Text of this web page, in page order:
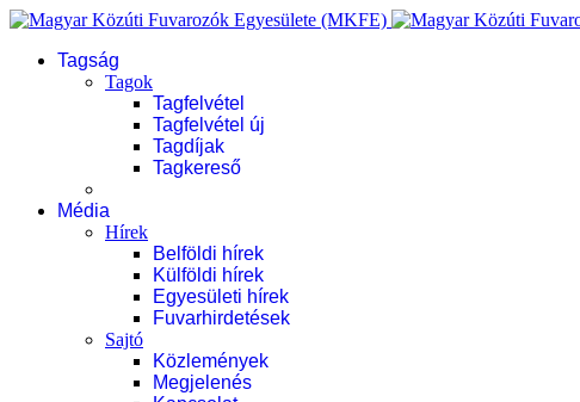
Tagság
Tagok
Tagfelvétel
Tagfelvétel új
Tagdíjak
Tagkereső
Média
Hírek
Belföldi hírek
Külföldi hírek
Egyesületi hírek
Fuvarhirdetések
Sajtó
Közlemények
Megjelenés